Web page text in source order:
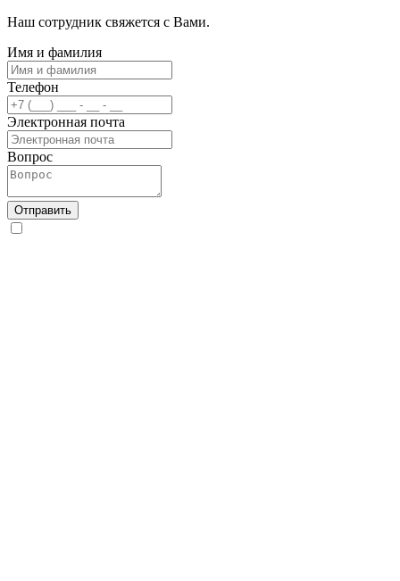
Наш сотрудник свяжется с Вами.
Имя и фамилия
Телефон
Электронная почта
Вопрос
Отправить